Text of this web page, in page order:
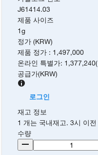
J61414.03
제품 사이즈
1g
정가 (KRW)
제품 정가 : 1,497,000
온라인 특별가: 1,377,240(
공급가(KRW)
로그인
재고 정보
1 개는 국내재고. 3시 이
수량